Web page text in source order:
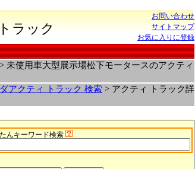
ラック
お問い合わせ
サイトマップ
お気に入りに登録
> 未使用車大型展示場松下モータースのアクティ
アクティ トラック 検索 > アクティ トラック詳
んキーワード検索